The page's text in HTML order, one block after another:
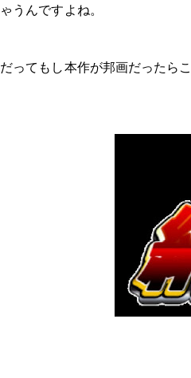
ゃうんですよね。
だってもし本作が邦画だったら